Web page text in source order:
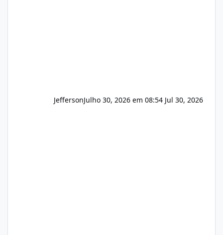
JeffersonJulho 30, 2026 em 08:54 Jul 30, 2026